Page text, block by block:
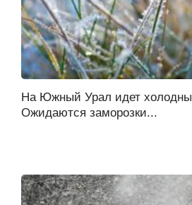
На Южный Урал идет
Ожидаются заморозки...